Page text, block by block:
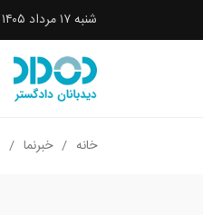
شنبه ۱۷ مرداد ۱۴۰۵
خانه خبرنما